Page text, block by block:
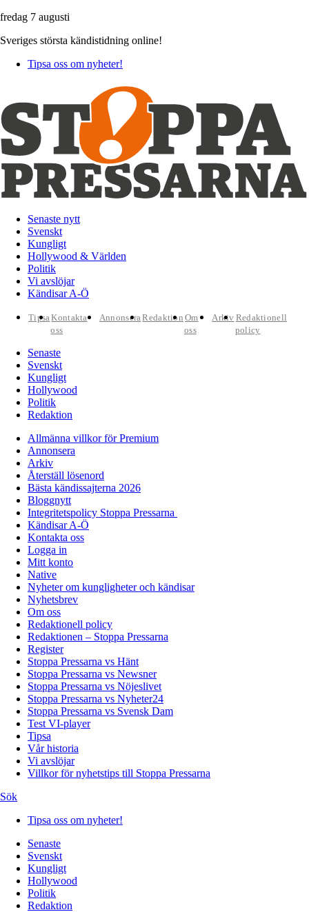
fredag 7 augusti
Sveriges största kändistidning online!
Tipsa oss om nyheter!
Senaste nytt
Svenskt
Kungligt
Hollywood & Världen
Politik
Vi avslöjar
Kändisar A-Ö
TipsaKontakta
oss
AnnonseraRedaktion Om
oss
Arkiv Redaktionell
policy
Senaste
Svenskt
Kungligt
Hollywood
Politik
Redaktion
Allmänna villkor för Premium
Annonsera
Arkiv
Återställ lösenord
Bästa kändissajterna 2026
Bloggnytt
Integritetspolicy Stoppa Pressarna
Kändisar A-Ö
Kontakta oss
Logga in
Mitt konto
Native
Nyheter om kungligheter och kändisar
Nyhetsbrev
Om oss
Redaktionell policy
Redaktionen – Stoppa Pressarna
Register
Stoppa Pressarna vs Hänt
Stoppa Pressarna vs Newsner
Stoppa Pressarna vs Nöjeslivet
Stoppa Pressarna vs Nyheter24
Stoppa Pressarna vs Svensk Dam
Test VI-player
Tipsa
Vår historia
Vi avslöjar
Villkor för nyhetstips till Stoppa Pressarna
Sök
Tipsa oss om nyheter!
Senaste
Svenskt
Kungligt
Hollywood
Politik
Redaktion